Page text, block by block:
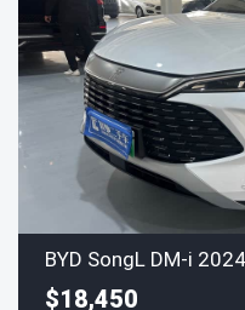
BYD SongL DM-i
$18,450